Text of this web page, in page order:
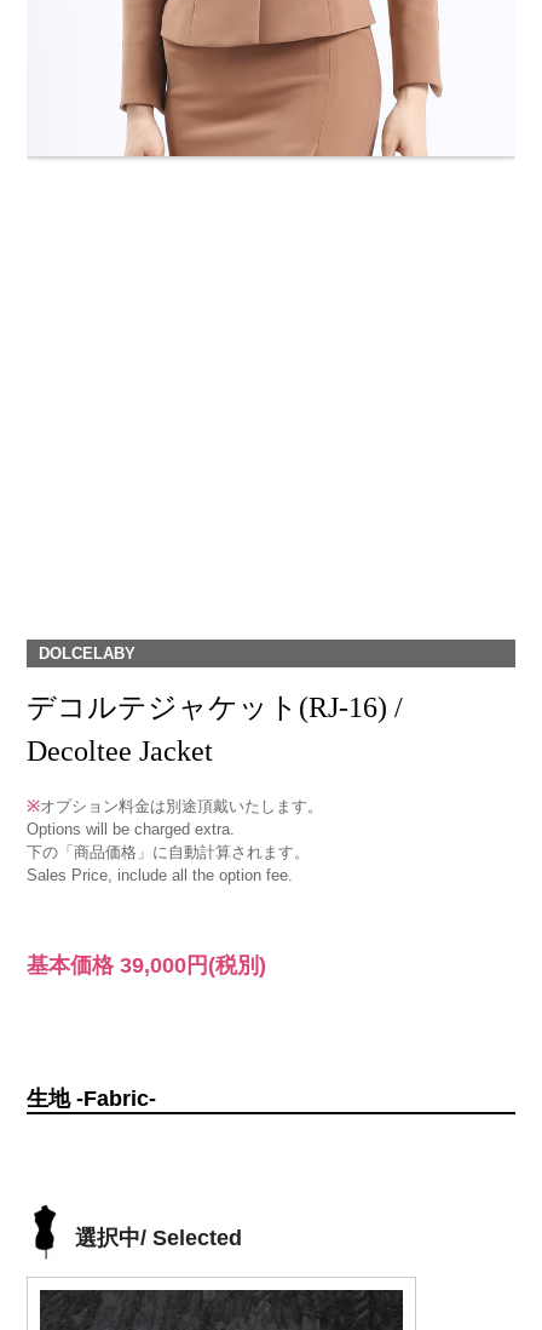
DOLCELABY
デコルテジャケット(RJ-16) /
Decoltee Jacket
※オプション料金は別途頂戴いたします。
Options will be charged extra.
下の「商品価格」に自動計算されます。
Sales Price, include all the option fee.
基本価格39,000円 (税別)
生地 -Fabric-
選択中/ Selected